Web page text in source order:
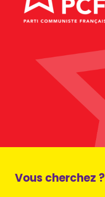
Vous cherchez ?